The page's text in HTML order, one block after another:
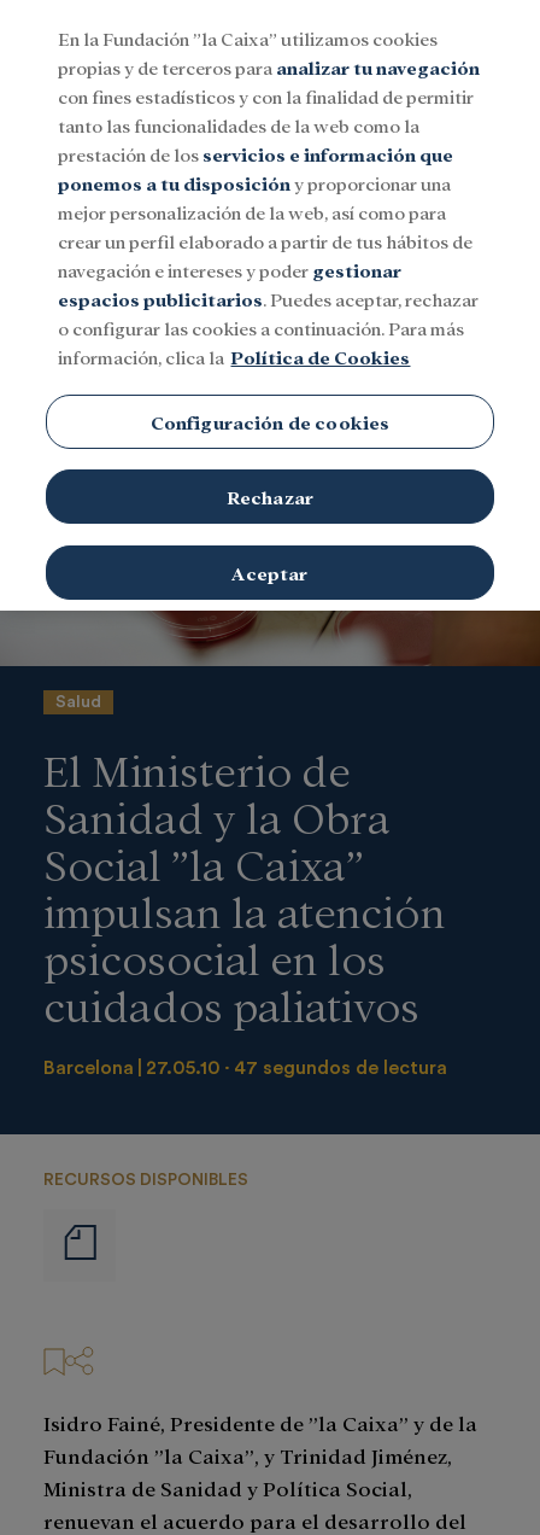
Menu
SocialInvestigación y becasCultura
Salud
El Ministerio de
Sanidad y la Obra
Social ”la Caixa”
impulsan la atención
psicosocial en los
cuidados paliativos
Barcelona 27.05.10 47 segundos de lectura
RECURSOS DISPONIBLES
de
Isidro Fainé, Presidente de ”la Caixa” y de la
Fundación ”la Caixa”, y Trinidad Jiménez,
Ministra de Sanidad y Política Social,
renuevan el acuerdo para el desarrollo del
En la Fundación ”la Caixa” utilizamos cookies
propias y de terceros para analizar tu navegación
con fines estadísticos y con la finalidad de permitir
tanto las funcionalidades de la web como la
prestación de los servicios e información que
ponemos a tu disposición y proporcionar una
mejor personalización de la web, así como para
crear un perfil elaborado a partir de tus hábitos de
navegación e intereses y poder gestionar
espacios publicitarios. Puedes aceptar, rechazar
o configurar las cookies a continuación. Para más
información, clica la Política de Cookies
Configuración de cookies
Rechazar
Aceptar